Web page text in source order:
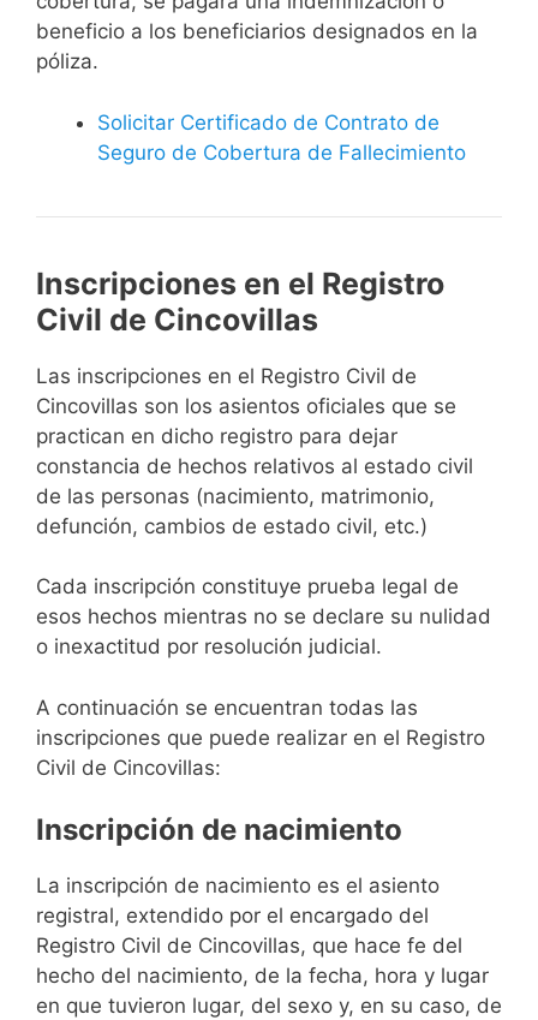
beneficio a los beneficiarios designados en la
póliza.
Solicitar Certificado de Contrato de
Seguro de Cobertura de Fallecimiento
Inscripciones en el Registro
Civil de Cincovillas
Las inscripciones en el Registro Civil de
Cincovillas son los asientos oficiales que se
practican en dicho registro para dejar
constancia de hechos relativos al estado civil
de las personas (nacimiento, matrimonio,
defunción, cambios de estado civil, etc.)
Cada inscripción constituye prueba legal de
esos hechos mientras no se declare su nulidad
o inexactitud por resolución judicial.
A continuación se encuentran todas las
inscripciones que puede realizar en el Registro
Civil de Cincovillas:
Inscripción de nacimiento
La inscripción de nacimiento es el asiento
registral, extendido por el encargado del
Registro Civil de Cincovillas, que hace fe del
hecho del nacimiento, de la fecha, hora y lugar
en que tuvieron lugar, del sexo y, en su caso, de